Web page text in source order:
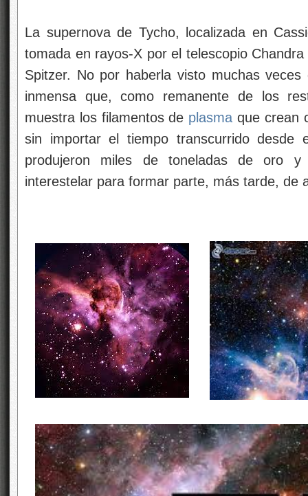
La supernova de Tycho, localizada en
tomada en rayos-X por el telescopio
Spitzer. No por haberla visto muchas
inmensa que, como remanente de los
muestra los filamentos de plasma que crean
sin importar el tiempo transcurrido desde
produjeron miles de toneladas de oro
interestelar para formar parte, más tarde, de